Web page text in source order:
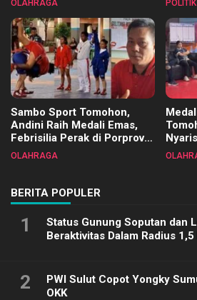
OLAHRAGA
Sambo Sport Tomohon,
Andini Raih Medali Emas,
Febrisilia Perak di Porprov
Sulut 2025
OLAHRAGA
Biliar
BERITA POPULER
1
Status Gunung Soputan dan
Beraktivitas Dalam Radius 1,5
2
PWI Sulut Copot Yongky
OKK